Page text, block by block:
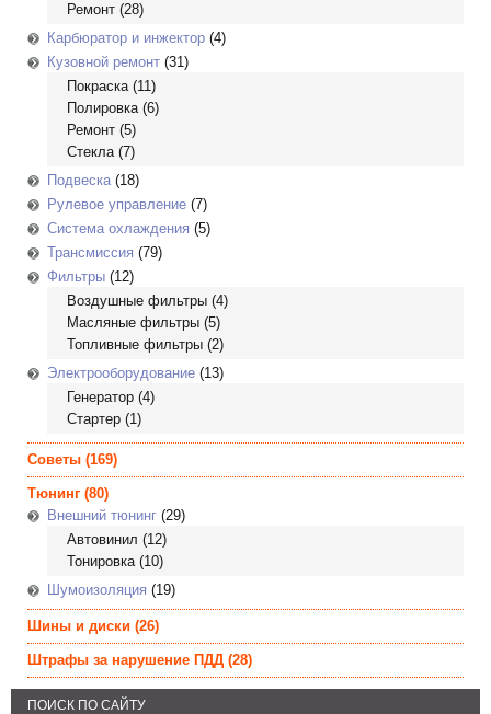
Ремонт (28)
Карбюратор и инжектор (4)
Кузовной ремонт (31)
Покраска(11)
Полировка(6)
Ремонт (5)
Стекла(7)
Подвеска(18)
Рулевое управление (7)
Система охлаждения (5)
Трансмиссия (79)
Фильтры (12)
Воздушные фильтры (4)
Масляные фильтры (5)
Топливные фильтры (2)
Электрооборудование (13)
Генератор (4)
Стартер (1)
Советы (169)
Тюнинг (80)
Внешний тюнинг (29)
Автовинил (12)
Тонировка(10)
Шумоизоляция (19)
Шины и диски (26)
Штрафы за нарушение ПДД (28)
ПОИСК ПО САЙТУ